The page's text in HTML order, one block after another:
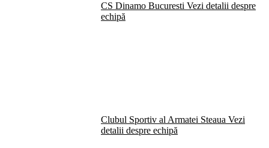
CS Dinamo Bucuresti Vezi detalii despre
echipă
Clubul Sportiv al Armatei Steaua Vezi
detalii despre echipă